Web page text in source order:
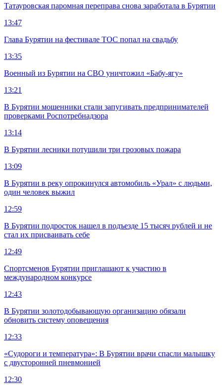
Татауровская паромная переправа снова заработала в Бурятии
13:47
Глава Бурятии на фестивале ТОС попал на свадьбу
13:35
Военный из Бурятии на СВО уничтожил «Бабу-ягу»
13:21
В Бурятии мошенники стали запугивать предпринимателей
проверками Роспотребнадзора
13:14
В Бурятии лесники потушили три грозовых пожара
13:09
В Бурятии в реку опрокинулся автомобиль «Урал» с людьми,
один человек выжил
12:59
В Бурятии подросток нашел в подъезде 15 тысяч рублей и не
стал их присваивать себе
12:49
Спортсменов Бурятии приглашают к участию в
международном конкурсе
12:43
В Бурятии золотодобывающую организацию обязали
обновить систему оповещения
12:33
«Судороги и температура»: В Бурятии врачи спасли малышку
с двусторонней пневмонией
12:30